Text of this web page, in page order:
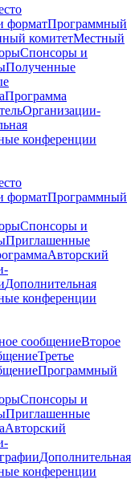
форматПрограммный
комитетМестный
Спонсоры и
Полученные
Программа
Организации-
конференции
форматПрограммный
Спонсоры и
Приглашенные
Авторский
Дополнительная
конференции
сообщениеВторое
Третье
Программный
Спонсоры и
Приглашенные
Авторский
Дополнительная
конференции